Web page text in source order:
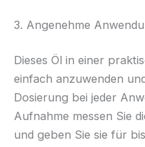
3. Angenehme
Dieses Öl in einer
einfach anzuwenden
Dosierung bei jeder
Aufnahme messen Sie
und geben Sie sie für